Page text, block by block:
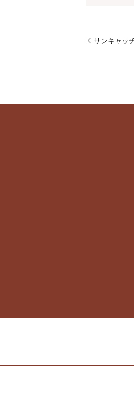
サンキャッ